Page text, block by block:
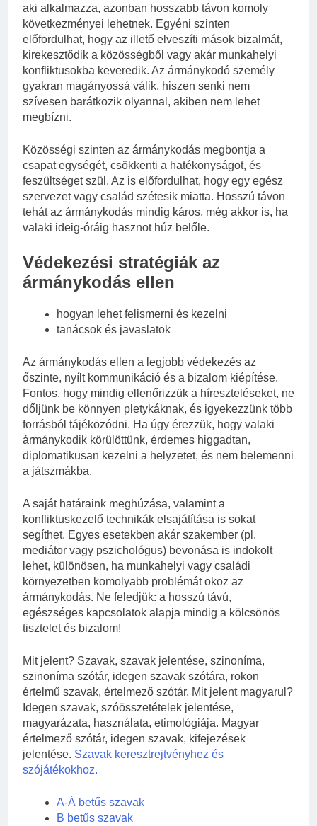
aki alkalmazza, azonban hosszabb távon komoly
következményei lehetnek. Egyéni szinten
előfordulhat, hogy az illető elveszíti mások bizalmát,
kirekesztődik a közösségből vagy akár munkahelyi
konfliktusokba keveredik. Az ármánykodó személy
gyakran magányossá válik, hiszen senki nem
szívesen barátkozik olyannal, akiben nem lehet
megbízni.
Közösségi szinten az ármánykodás megbontja a
csapat egységét, csökkenti a hatékonyságot, és
feszültséget szül. Az is előfordulhat, hogy egy egész
szervezet vagy család szétesik miatta. Hosszú távon
tehát az ármánykodás mindig káros, még akkor is, ha
valaki ideig-óráig hasznot húz belőle.
Védekezési stratégiák az
ármánykodás ellen
hogyan lehet felismerni és kezelni
tanácsok és javaslatok
Az ármánykodás ellen a legjobb védekezés az
őszinte, nyílt kommunikáció és a bizalom kiépítése.
Fontos, hogy mindig ellenőrizzük a híreszteléseket, ne
dőljünk be könnyen pletykáknak, és igyekezzünk több
forrásból tájékozódni. Ha úgy érezzük, hogy valaki
ármánykodik körülöttünk, érdemes higgadtan,
diplomatikusan kezelni a helyzetet, és nem belemenni
a játszmákba.
A saját határaink meghúzása, valamint a
konfliktuskezelő technikák elsajátítása is sokat
segíthet. Egyes esetekben akár szakember (pl.
mediátor vagy pszichológus) bevonása is indokolt
lehet, különösen, ha munkahelyi vagy családi
környezetben komolyabb problémát okoz az
ármánykodás. Ne feledjük: a hosszú távú,
egészséges kapcsolatok alapja mindig a kölcsönös
tisztelet és bizalom!
Mit jelent? Szavak, szavak jelentése, szinoníma,
szinoníma szótár, idegen szavak szótára, rokon
értelmű szavak, értelmező szótár. Mit jelent magyarul?
Idegen szavak, szóösszetételek jelentése,
magyarázata, használata, etimológiája. Magyar
értelmező szótár, idegen szavak, kifejezések
jelentése. Szavak keresztrejtvényhez és
szójátékokhoz.
A-Á betűs szavak
B betűs szavak